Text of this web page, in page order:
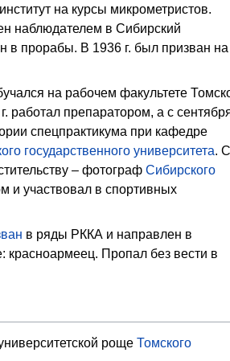
на курсы микрометристов.
наблюдателем в Сибирский
в прорабы. В 1936 г. был призван на
на рабочем факультете
работал препаратором, а с
спецпрактикума при кафедре
государственного университета.
– фотограф Сибирского
и участвовал в спортивных
в ряды РККА и направлен в
красноармеец. Пропал без вести в
роще Томского